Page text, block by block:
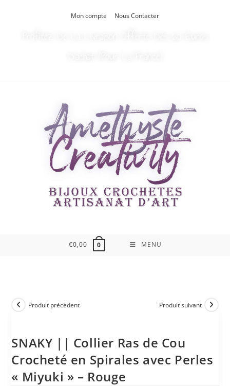
Mon compte Nous Contacter
€0,00 0 MENU
Produit précédent Produit suivant
SNAKY || Collier Ras de Cou
Crocheté en Spirales avec Perles
« Miyuki » – Rouge